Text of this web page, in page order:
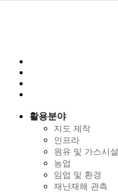
활용분야
지도 제작
인프라
원유 및 가스시설
농업
임업 및 환경
재난재해 관측